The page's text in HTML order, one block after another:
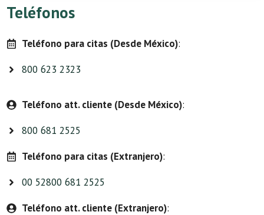
Teléfonos
Teléfono para citas (Desde México):
800 623 2323
Teléfono att. cliente (Desde México):
800 681 2525
Teléfono para citas (Extranjero):
00 52800 681 2525
Teléfono att. cliente (Extranjero):